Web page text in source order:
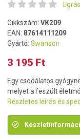
Cikkszám: VK209
EAN: 87614111209
Gyártó: Swanson
3 195 Ft
Egy csodálatos
melyet a feszült
Részletes leírás és